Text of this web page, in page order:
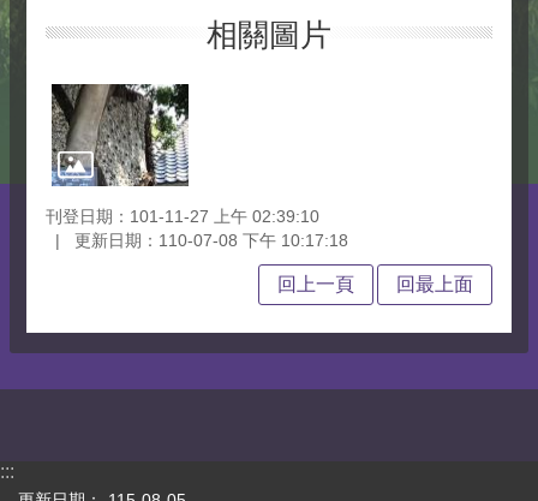
相關圖片
刊登日期：101-11-27 上午 02:39:10
更新日期：110-07-08 下午 10:17:18
回上一頁 回最上面
:::